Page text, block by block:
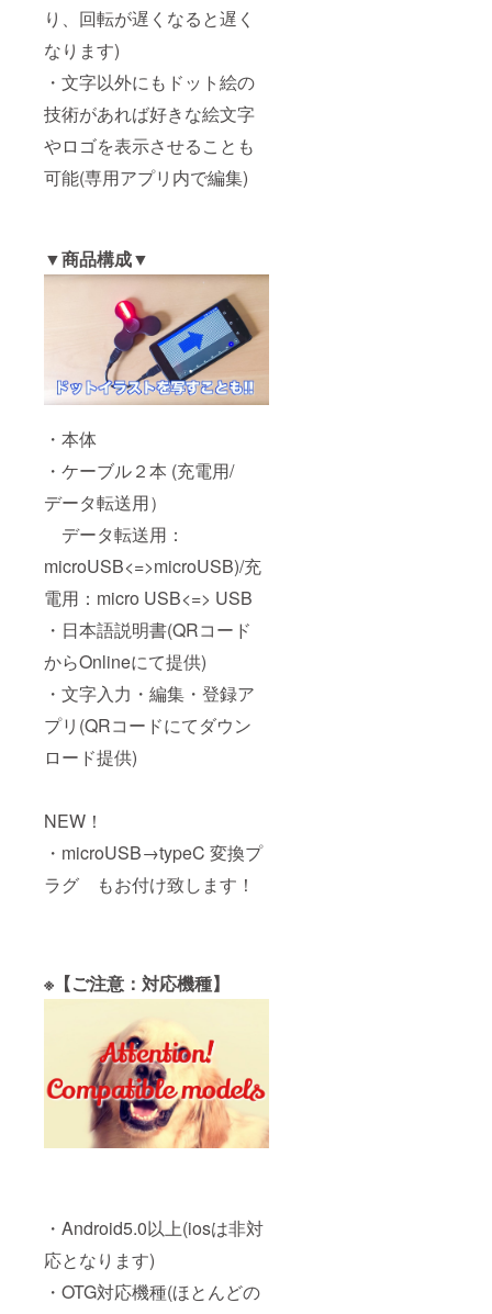
り、回転が遅くなると遅く
なります)
・文字以外にもドット絵の
技術があれば好きな絵文字
やロゴを表示させることも
可能(専用アプリ内で編集)
▼商品構成▼
・本体
・ケーブル２本 (充電用/
データ転送用）
データ転送用：
microUSB<=>microUSB)/充
電用：micro USB<=> USB
・日本語説明書(QRコード
からOnlineにて提供)
・文字入力・編集・登録ア
プリ(QRコードにてダウン
ロード提供)
NEW！
・microUSB→typeC 変換プ
ラグ もお付け致します！
※【ご注意：対応機種】
・Android5.0以上(iosは非対
応となります)
・OTG対応機種(ほとんどの